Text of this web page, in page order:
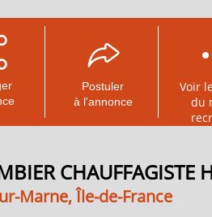
Postuler
à l'annonce
Voir
du
CHAUFFAGISTE
Marne, Île-de-France